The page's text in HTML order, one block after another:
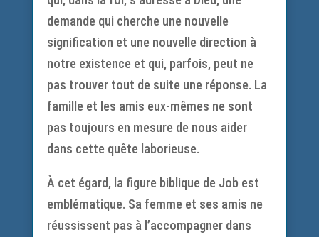
demande qui cherche une nouvelle
signification et une nouvelle direction à
notre existence et qui, parfois, peut ne
pas trouver tout de suite une réponse. La
famille et les amis eux-mêmes ne sont
pas toujours en mesure de nous aider
dans cette quête laborieuse.
À cet égard, la figure biblique de Job est
emblématique. Sa femme et ses amis ne
réussissent pas à l’accompagner dans